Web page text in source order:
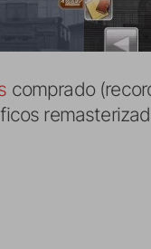
comprado